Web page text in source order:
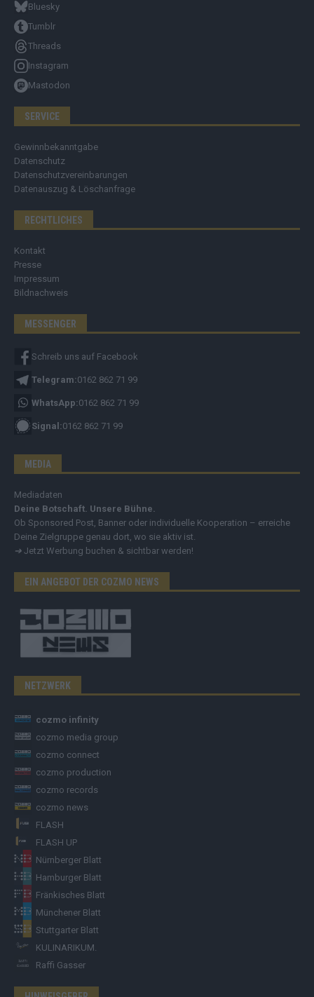
Bluesky
Tumblr
Threads
Instagram
Mastodon
SERVICE
Gewinnbekanntgabe
Datenschutz
Datenschutzvereinbarungen
Datenauszug & Löschanfrage
RECHTLICHES
Kontakt
Presse
Impressum
Bildnachweis
MESSENGER
Schreib uns auf Facebook
Telegram:0162 862 71 99
WhatsApp:0162 862 71 99
Signal:0162 862 71 99
MEDIA
Mediadaten
Deine Botschaft. Unsere Bühne.
Ob Sponsored Post, Banner oder individuelle Kooperation – erreiche
Deine Zielgruppe genau dort, wo sie aktiv ist.
➔ Jetzt Werbung buchen & sichtbar werden!
EIN ANGEBOT DER COZMO NEWS
NETZWERK
cozmo infinity
cozmo media group
cozmo connect
cozmo production
cozmo records
cozmo news
FLASH
FLASH UP
Nürnberger Blatt
Hamburger Blatt
Fränkisches Blatt
Münchener Blatt
Stuttgarter Blatt
KULINARIKUM.
Raffi Gasser